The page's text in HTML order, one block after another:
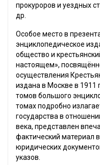
прокуроров и уездных
др.
Особое место в
энциклопедическое
общество и
настоящем»,
осуществления
издана в Москве в 1911
томов большого
томах подробно
государства в
века, представлен
фактический материал
юридических
указов.